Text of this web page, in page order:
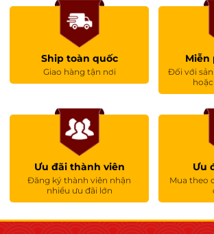
Ship toàn quốc
Giao hàng tận nơi
Miễn
Đối với
Ưu đãi thành viên
Đăng ký thành viên nhận
nhiều ưu đãi lớn
Ưu
Mua theo